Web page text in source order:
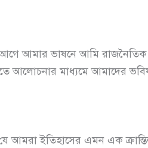
আমার ভাষনে আমি রাজনৈতিক
আলোচনার মাধ্যমে আমাদের
আমরা ইতিহাসের এমন এক